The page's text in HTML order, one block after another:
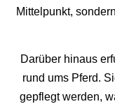
Mittelpunkt,
Darüber hinaus
rund ums Pferd.
gepflegt werden,